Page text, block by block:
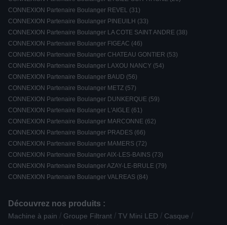
CONNEXION Partenaire Boulanger REVEL (31)
CONNEXION Partenaire Boulanger PINEUILH (33)
CONNEXION Partenaire Boulanger LA COTE SAINT ANDRE (38)
CONNEXION Partenaire Boulanger FIGEAC (46)
CONNEXION Partenaire Boulanger CHATEAU GONTIER (53)
CONNEXION Partenaire Boulanger LAXOU NANCY (54)
CONNEXION Partenaire Boulanger BAUD (56)
CONNEXION Partenaire Boulanger METZ (57)
CONNEXION Partenaire Boulanger DUNKERQUE (59)
CONNEXION Partenaire Boulanger L'AIGLE (61)
CONNEXION Partenaire Boulanger MARCONNE (62)
CONNEXION Partenaire Boulanger PRADES (66)
CONNEXION Partenaire Boulanger MAMERS (72)
CONNEXION Partenaire Boulanger AIX-LES-BAINS (73)
CONNEXION Partenaire Boulanger AZAY-LE-BRULE (79)
CONNEXION Partenaire Boulanger VALREAS (84)
Découvrez nos produits :
Machine à pain / Groupe Filtrant / TV Mini LED / Casque /